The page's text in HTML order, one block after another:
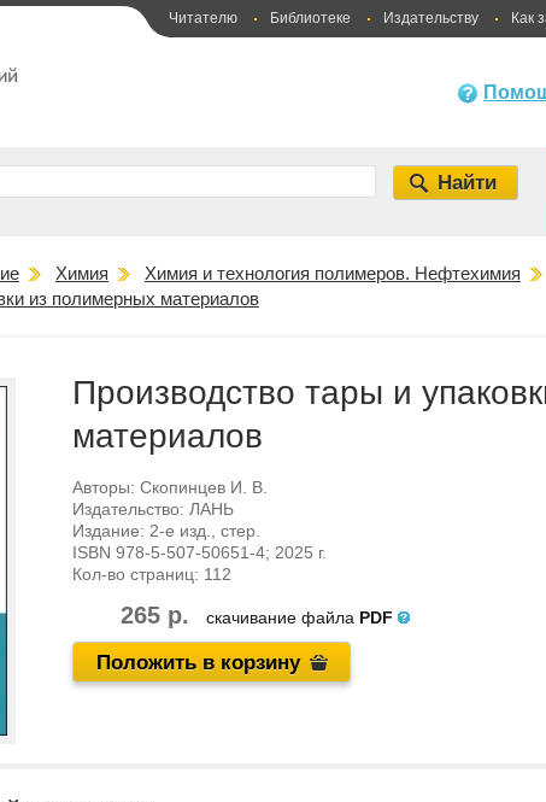
Читателю Библиотеке Издательству Как
Химия
Химия и технология полимеров. Нефтехимия
из полимерных материалов
Производство тары и
материалов
Авторы: Скопинцев И. В.
Издательство: ЛАНЬ
Издание: 2-е изд., стер.
ISBN 978-5-507-50651-4; 2025 г.
Кол-во страниц: 112
265 р. скачивание файла PDF
Положить в корзину